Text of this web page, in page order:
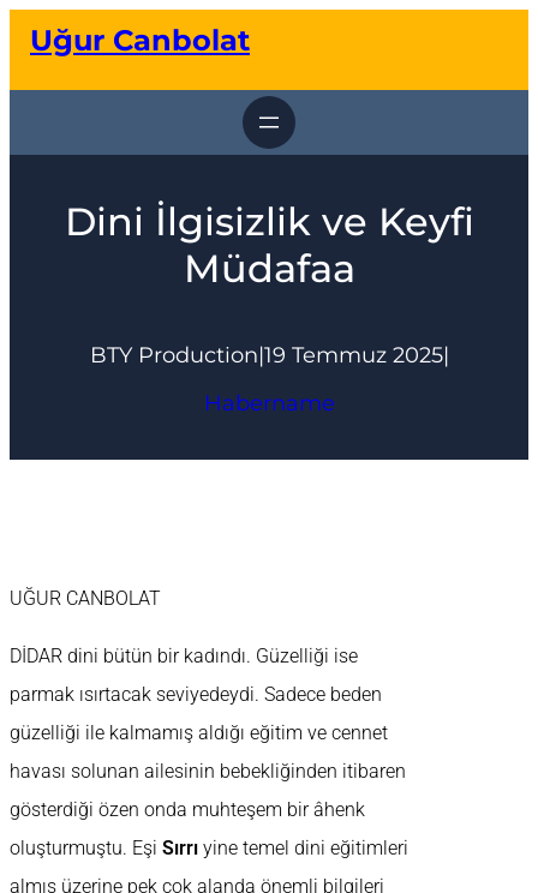
geçUğur Canbolat
Dini İlgisizlik ve Keyfi
Müdafaa
BTY Production|19 Temmuz 2025|
Habername
UĞUR CANBOLAT
DİDAR dini bütün bir kadındı. Güzelliği ise
parmak ısırtacak seviyedeydi. Sadece beden
güzelliği ile kalmamış aldığı eğitim ve cennet
havası solunan ailesinin bebekliğinden itibaren
gösterdiği özen onda muhteşem bir âhenk
oluşturmuştu. Eşi Sırrı yine temel dini eğitimleri
almış üzerine pek çok alanda önemli bilgileri